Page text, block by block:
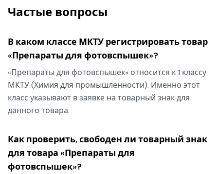
Частые вопросы
В каком классе МКТУ регистрировать товар
«Препараты для фотовспышек»?
«Препараты для фотовспышек» относится к 1 классу
МКТУ (Химия для промышленности). Именно этот
класс указывают в заявке на товарный знак для
данного товара.
Как проверить, свободен ли товарный знак
для товара «Препараты для
фотовспышек»?